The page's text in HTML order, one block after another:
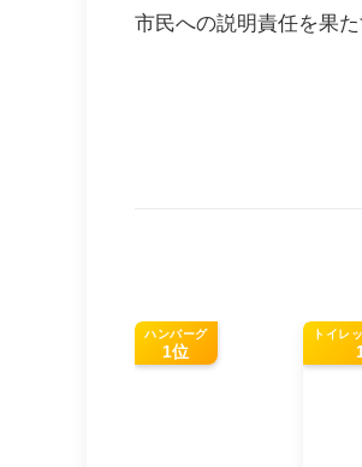
市民への説明責任を果た
ハンバーグ
1位
トイレ